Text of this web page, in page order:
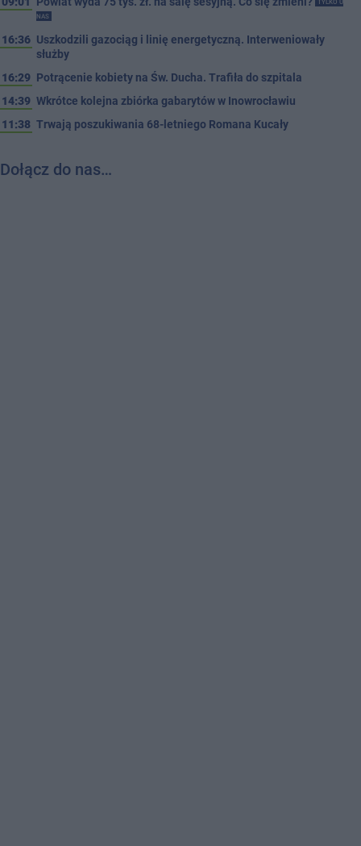
TYLKO U
NAS
16:36 Uszkodzili gazociąg i linię energetyczną. Interweniowały
służby
16:29 Potrącenie kobiety na Św. Ducha. Trafiła do szpitala
14:39 Wkrótce kolejna zbiórka gabarytów w Inowrocławiu
11:38 Trwają poszukiwania 68-letniego Romana Kucały
Dołącz do nas…